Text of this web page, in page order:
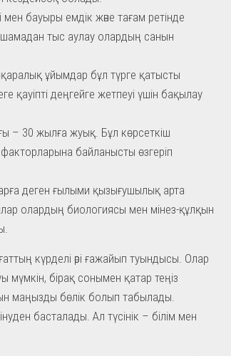
бауыры емдік және тағам ретінде
тыс аулау олардың санын
ұйымдар бұл түрге қатысты
қауіпті деңгейге жетпеуі үшін бақылау
– 30 жылға жуық. Бұл көрсеткіш
байланысты өзгеріп
деген ғылыми қызығушылық арта
олардың биологиясы мен мінез-құлқын
күрделі әрі ғажайып туындысы. Олар
мүмкін, бірақ сонымен қатар теңіз
маңызды бөлік болып табылады.
басталады. Ал түсінік – білім мен